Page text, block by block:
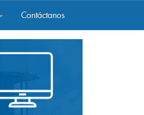
Contáctanos